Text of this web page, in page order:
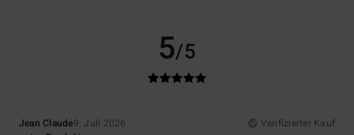
5/5
Jean Claude9. Juli 2026
Verifizierter Kauf